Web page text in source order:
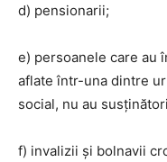
d) pensionarii;
e) persoanele care au
aflate într-una dintre
social, nu au
f) invalizii şi bolnavii